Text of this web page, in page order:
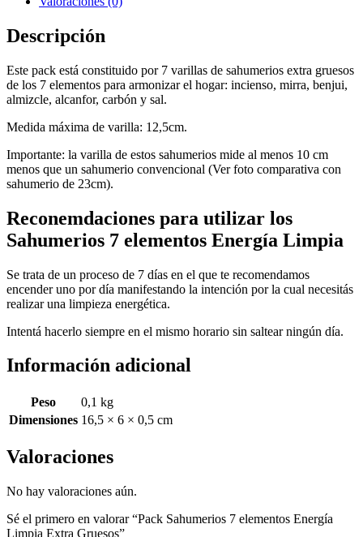
Descripción
Este pack está constituido por 7 varillas de sahumerios extra gruesos
de los 7 elementos para armonizar el hogar: incienso, mirra, benjui,
almizcle, alcanfor, carbón y sal.
Medida máxima de varilla: 12,5cm.
Importante: la varilla de estos sahumerios mide al menos 10 cm
menos que un sahumerio convencional (Ver foto comparativa con
sahumerio de 23cm).
Reconemdaciones para utilizar los
Sahumerios 7 elementos Energía Limpia
Se trata de un proceso de 7 días en el que te recomendamos
encender uno por día manifestando la intención por la cual necesitás
realizar una limpieza energética.
Intentá hacerlo siempre en el mismo horario sin saltear ningún día.
Información adicional
Peso
0,1 kg
Dimensiones 16,5 × 6 × 0,5 cm
Valoraciones
No hay valoraciones aún.
Sé el primero en valorar “Pack Sahumerios 7 elementos Energía
Limpia Extra Gruesos”